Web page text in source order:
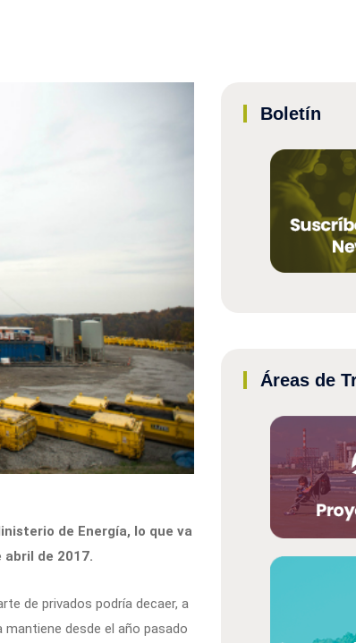
de Energía, lo que va
de 2017.
de privados podría decaer, a
desde el año pasado
Boletín
Áreas de